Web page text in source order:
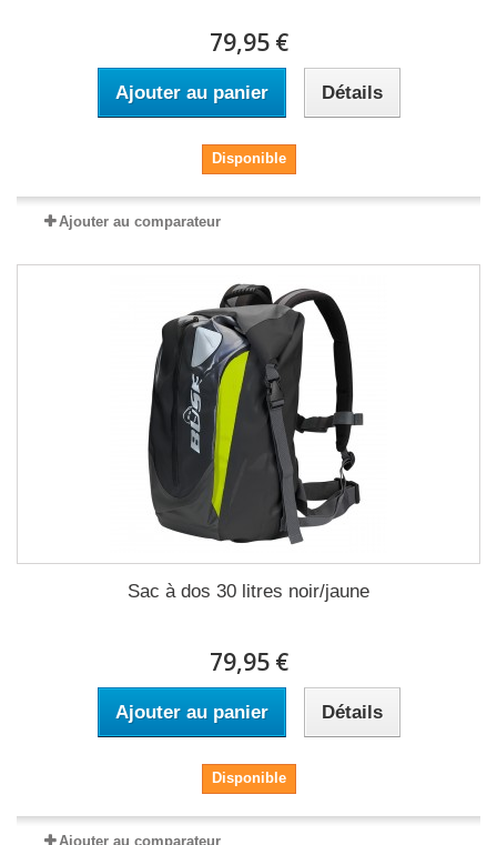
79,95 €
Ajouter au panier Détails
Disponible
Ajouter au comparateur
Sac à dos 30 litres noir/jaune
79,95 €
Ajouter au panier Détails
Disponible
Ajouter au comparateur